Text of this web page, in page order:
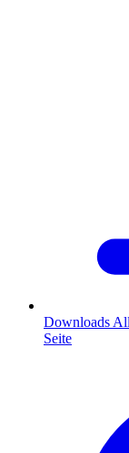
Downloads
Seite